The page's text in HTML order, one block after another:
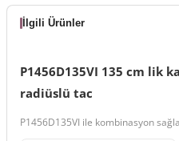
İlgili Ürünler
P1456D135VI 135 cm lik
radiüslü tac
P1456D135VI ile kombinasyon